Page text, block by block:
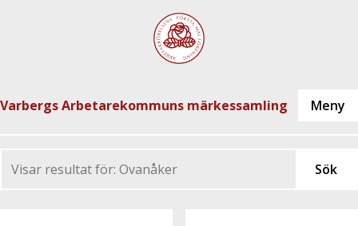
Varbergs Arbetarekommuns märkessamling